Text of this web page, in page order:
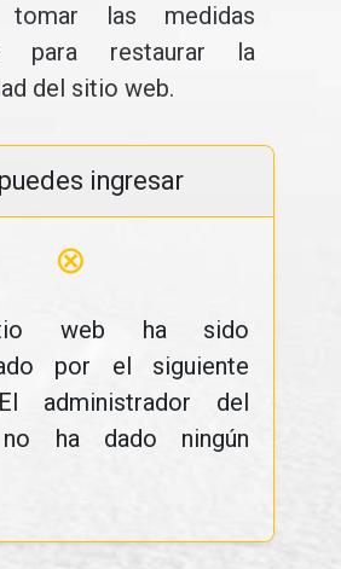
las medidas
para restaurar la
del sitio web.
ingresar
⊗
web ha sido
por el siguiente
administrador del
ha dado ningún